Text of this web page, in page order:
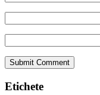
Etichete